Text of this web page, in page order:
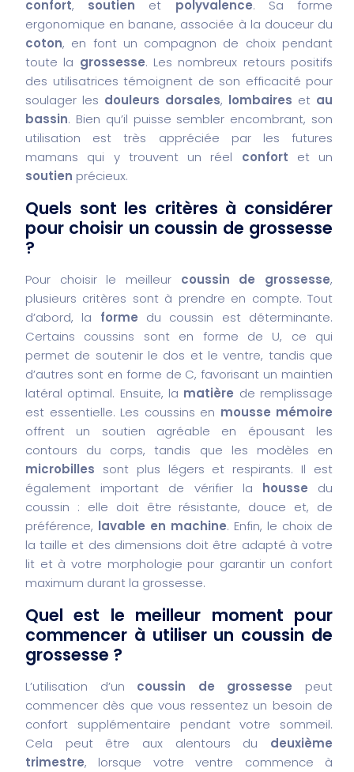
confort, soutien et polyvalence. Sa forme
ergonomique en banane, associée à la douceur du
coton, en font un compagnon de choix pendant
toute la grossesse. Les nombreux retours positifs
des utilisatrices témoignent de son efficacité pour
soulager les douleurs dorsales, lombaires et au
bassin. Bien qu’il puisse sembler encombrant, son
utilisation est très appréciée par les futures
mamans qui y trouvent un réel confort et un
soutien précieux.
Quels sont les critères à considérer
pour choisir un coussin de grossesse
?
Pour choisir le meilleur coussin de grossesse,
plusieurs critères sont à prendre en compte. Tout
d’abord, la forme du coussin est déterminante.
Certains coussins sont en forme de U, ce qui
permet de soutenir le dos et le ventre, tandis que
d’autres sont en forme de C, favorisant un maintien
latéral optimal. Ensuite, la matière de remplissage
est essentielle. Les coussins en mousse mémoire
offrent un soutien agréable en épousant les
contours du corps, tandis que les modèles en
microbilles sont plus légers et respirants. Il est
également important de vérifier la housse du
coussin : elle doit être résistante, douce et, de
préférence, lavable en machine. Enfin, le choix de
la taille et des dimensions doit être adapté à votre
lit et à votre morphologie pour garantir un confort
maximum durant la grossesse.
Quel est le meilleur moment pour
commencer à utiliser un coussin de
grossesse ?
L’utilisation d’un coussin de grossesse peut
commencer dès que vous ressentez un besoin de
confort supplémentaire pendant votre sommeil.
Cela peut être aux alentours du deuxième
trimestre, lorsque votre ventre commence à